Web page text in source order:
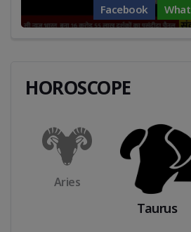
Facebook
HOROSCOPE
Taurus
Gemini